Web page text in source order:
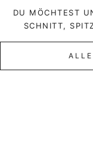
DU MÖCHTEST
SCHNITT,